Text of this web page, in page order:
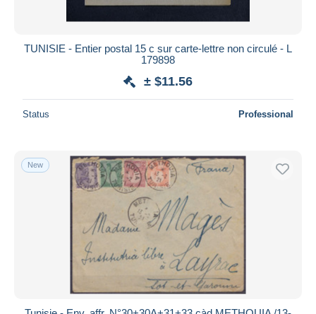
TUNISIE - Entier postal 15 c sur carte-lettre non circulé - L
179898
± $11.56
Status Professional
New